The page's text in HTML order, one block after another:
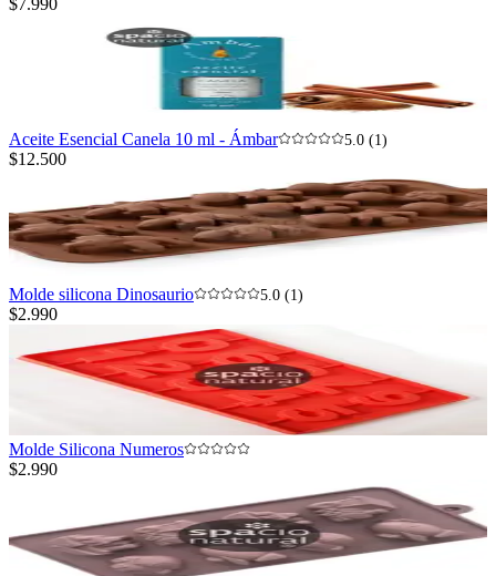
$7.990
Aceite Esencial Canela 10 ml - Ámbar 5.0 (1)
$12.500
Molde silicona Dinosaurio 5.0 (1)
$2.990
Molde Silicona Numeros
$2.990